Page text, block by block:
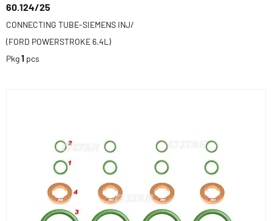
60.124/25
CONNECTING TUBE-SIEMENS INJ/
(FORD POWERSTROKE 6.4L)
Pkg1 pcs